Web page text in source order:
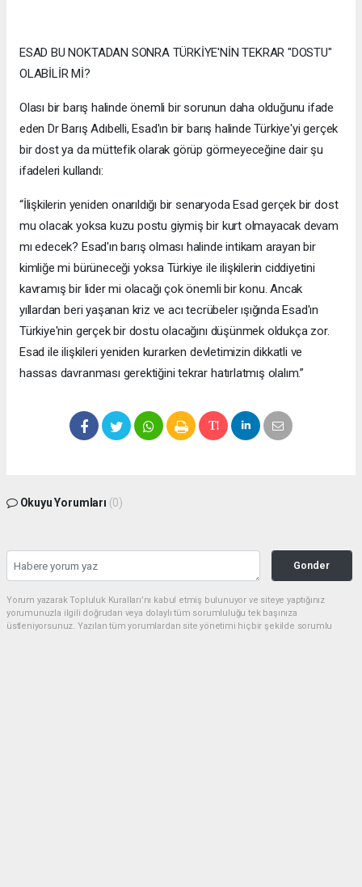
ESAD BU NOKTADAN SONRA TÜRKİYE'NİN TEKRAR "DOSTU"
OLABİLİR Mİ?
Olası bir barış halinde önemli bir sorunun daha olduğunu ifade
eden Dr Barış Adıbelli, Esad'ın bir barış halinde Türkiye'yi gerçek
bir dost ya da müttefik olarak görüp görmeyeceğine dair şu
ifadeleri kullandı:
“İlişkilerin yeniden onarıldığı bir senaryoda Esad gerçek bir dost
mu olacak yoksa kuzu postu giymiş bir kurt olmayacak devam
mı edecek? Esad'ın barış olması halinde intikam arayan bir
kimliğe mi bürüneceği yoksa Türkiye ile ilişkilerin ciddiyetini
kavramış bir lider mi olacağı çok önemli bir konu. Ancak
yıllardan beri yaşanan kriz ve acı tecrübeler ışığında Esad'ın
Türkiye'nin gerçek bir dostu olacağını düşünmek oldukça zor.
Esad ile ilişkileri yeniden kurarken devletimizin dikkatli ve
hassas davranması gerektiğini tekrar hatırlatmış olalım.”
Okuyu Yorumları (0)
Gonder
Yorum yazarak Topluluk Kuralları’nı kabul etmiş bulunuyor ve siteye yaptığınız
yorumunuzla ilgili doğrudan veya dolaylı tüm sorumluluğu tek başınıza
üstleniyorsunuz. Yazılan tüm yorumlardan site yönetimi hiçbir şekilde sorumlu